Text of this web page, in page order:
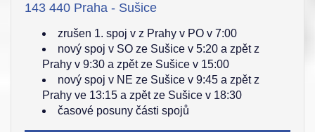
143 440 Praha - Sušice
zrušen 1. spoj v z Prahy v PO v 7:00
nový spoj v SO ze Sušice v 5:20 a zpět z
Prahy v 9:30 a zpět ze Sušice v 15:00
nový spoj v NE ze Sušice v 9:45 a zpět z
Prahy ve 13:15 a zpět ze Sušice v 18:30
časové posuny části spojů